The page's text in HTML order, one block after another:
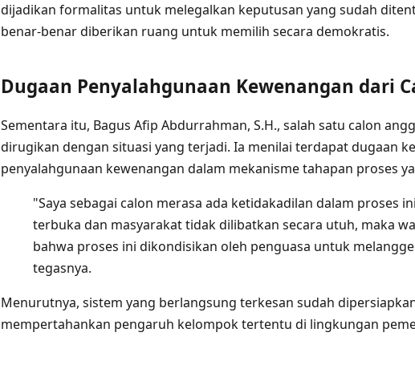
dijadikan formalitas untuk melegalkan keputusan yang sudah
benar-benar diberikan ruang untuk memilih secara demokratis.
Dugaan Penyalahgunaan Kewenangan dari
Sementara itu, Bagus Afip Abdurrahman, S.H., salah satu calon
dirugikan dengan situasi yang terjadi. Ia menilai terdapat dugaan
penyalahgunaan kewenangan dalam mekanisme tahapan proses
"Saya sebagai calon merasa ada ketidakadilan dalam proses
terbuka dan masyarakat tidak dilibatkan secara utuh, maka
bahwa proses ini dikondisikan oleh penguasa untuk
tegasnya.
Menurutnya, sistem yang berlangsung terkesan sudah
mempertahankan pengaruh kelompok tertentu di lingkungan